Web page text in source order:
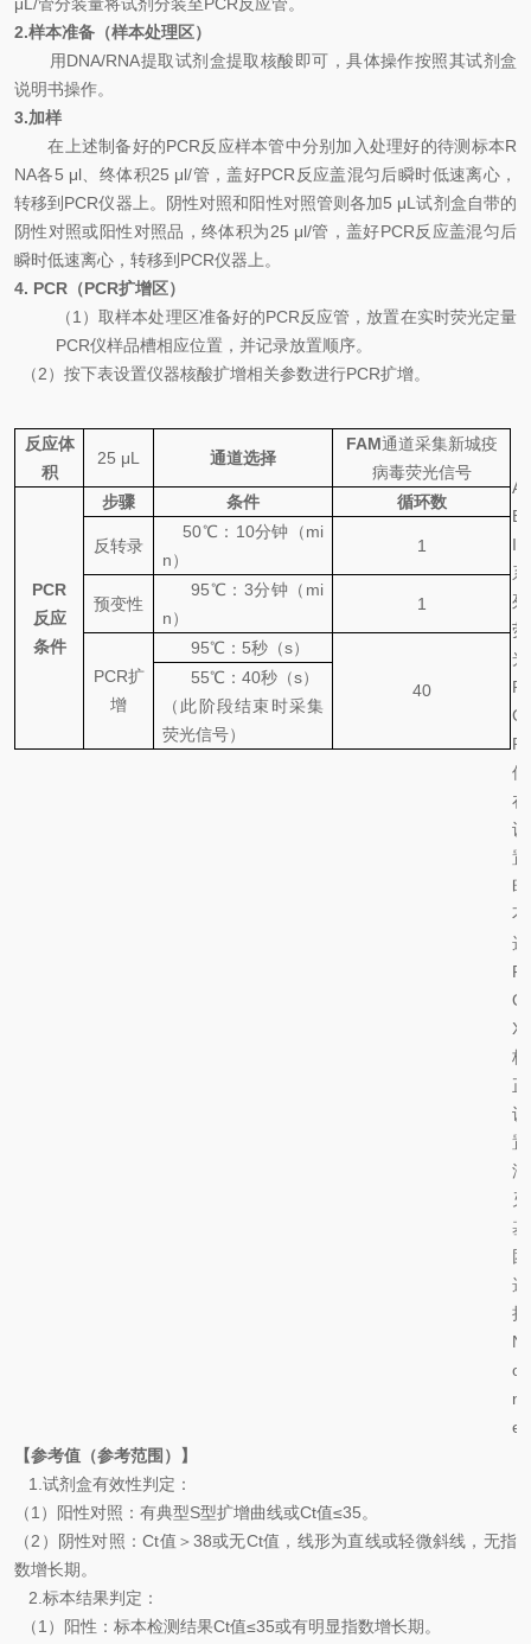
2.样本准备（样本处理区）
用DNA/RNA提取试剂盒提取核酸即可 ，具体操作按照其试剂盒
说明书操作。
3.加样
在上述制备好的PCR反应样本管中分别加入处理好的待测标本R
NA各5 μl 、终体积25 μl/管，盖好PCR 反应盖混匀后瞬时低速离心，
转移到 PCR仪器上。阴性对照和阳性对照管则各加5 μL试剂盒自带的
阴性对照或阳性对照品，终体积为25 μl/管，盖好PCR反应盖混匀后
瞬时低速离心，转移到 PCR仪器上。
4. PCR （PCR扩增区）
（1 ）取样本处理区准备好的PCR反应管，放置在实时荧光定量
PCR仪样品槽相应位置，并记录放置顺序。
（2）按下表设置仪器核酸扩增相关参数进行PCR扩增。
反应体
积
25 μL 通道选择
FAM通道采集新城疫
病毒荧光信号
PCR
反应
条件
步骤 条件 循环数
反转录
50℃ ： 10分钟（mi
n）
1
预变性
95℃ ： 3分钟（ mi
n）
1
PCR扩
增
95℃ ： 5秒（s）
40
55℃ ： 40秒（s）
（此阶段结束时采集
荧光信号）
A
B
I
系
列
荧
光
P
C
R
仪
在
设
置
时
不
选
R
O
X
校
设
置
淬
灭
基
团
选
择
N
o
n
e
【参考值（参考范围）】
1. 试剂盒有效性判定：
（1 ）阳性对照：有典型S型扩增曲线或Ct值≤35。
（2 ）阴性对照：Ct值＞ 38或无Ct值，线形为直线或轻微斜线，无指
数增长期。
2. 标本结果判定：
（1 ） 阳性：标本检测结果Ct值≤35或有明显指数增长期。